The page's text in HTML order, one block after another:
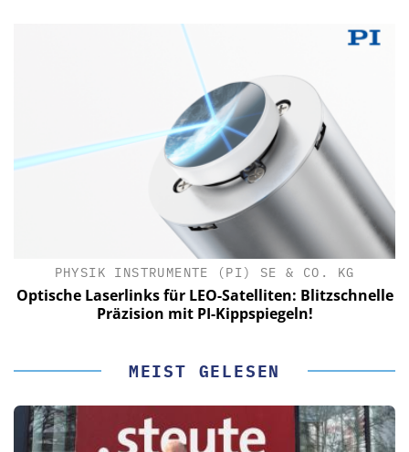
PHYSIK INSTRUMENTE (PI) SE & CO. KG
Optische Laserlinks für LEO-Satelliten: Blitzschnelle
Präzision mit PI-Kippspiegeln!
MEIST GELESEN